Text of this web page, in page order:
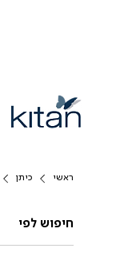
ראשי כיתן
חיפוש לפי